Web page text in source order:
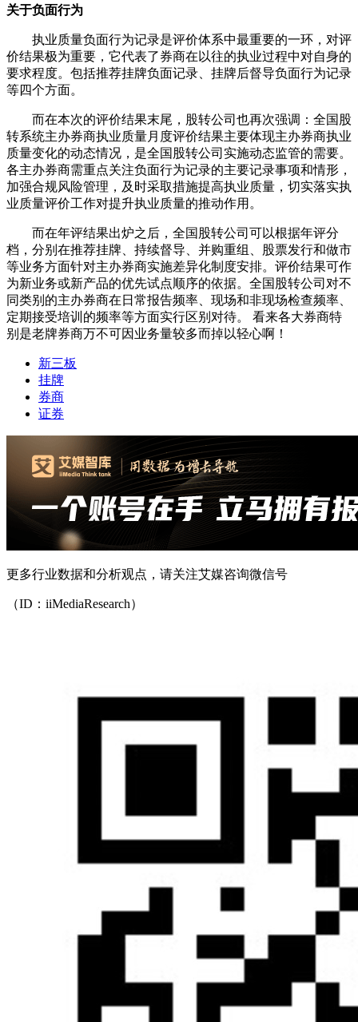
关于负面行为
执业质量负面行为记录是评价体系中最重要的一环，对评
价结果极为重要，它代表了券商在以往的执业过程中对自身的
要求程度。包括推荐挂牌负面记录、挂牌后督导负面行为记录
等四个方面。
而在本次的评价结果末尾，股转公司也再次强调：全国股
转系统主办券商执业质量月度评价结果主要体现主办券商执业
质量变化的动态情况，是全国股转公司实施动态监管的需要。
各主办券商需重点关注负面行为记录的主要记录事项和情形，
加强合规风险管理，及时采取措施提高执业质量，切实落实执
业质量评价工作对提升执业质量的推动作用。
而在年评结果出炉之后，全国股转公司可以根据年评分
档，分别在推荐挂牌、持续督导、并购重组、股票发行和做市
等业务方面针对主办券商实施差异化制度安排。评价结果可作
为新业务或新产品的优先试点顺序的依据。全国股转公司对不
同类别的主办券商在日常报告频率、现场和非现场检查频率、
定期接受培训的频率等方面实行区别对待。 看来各大券商特
别是老牌券商万不可因业务量较多而掉以轻心啊！
新三板
挂牌
券商
证券
更多行业数据和分析观点，请关注艾媒咨询微信号
（ID：iiMediaResearch）